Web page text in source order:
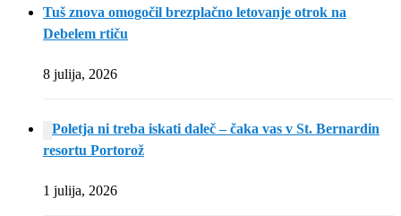
Tuš znova omogočil brezplačno letovanje otrok na
Debelem rtiču
8 julija, 2026
Poletja ni treba iskati daleč – čaka vas v St. Bernardin
resortu Portorož
1 julija, 2026